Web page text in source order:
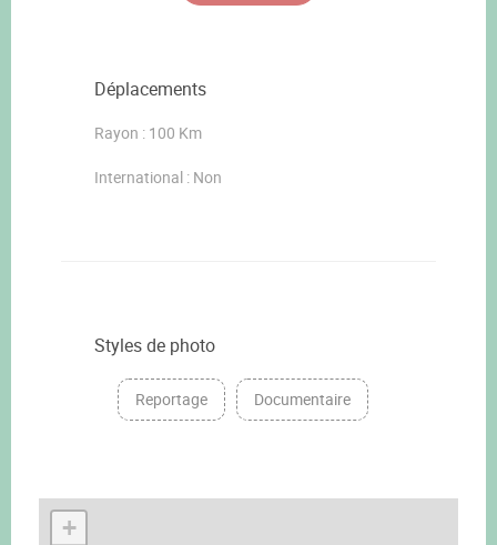
Déplacements
Rayon : 100 Km
International : Non
Styles de photo
Reportage Documentaire
+